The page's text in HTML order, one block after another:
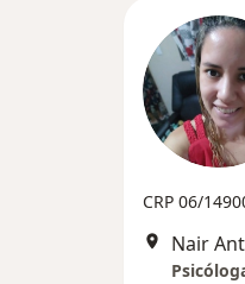
CRP 06/
Nair